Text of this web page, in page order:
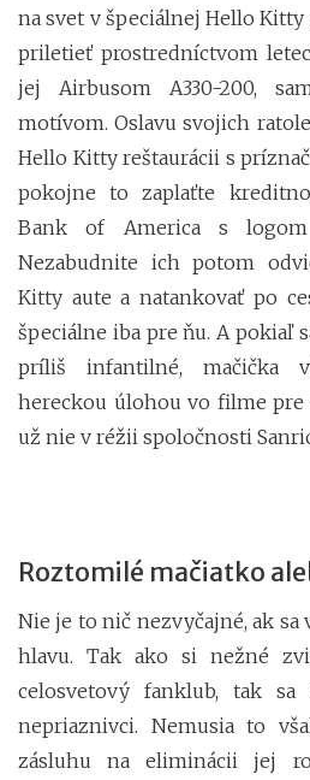
na svet v špeciálnej Hello
priletieť prostredníctvom
jej Airbusom A330-200,
motívom. Oslavu svojich
Hello Kitty reštaurácii s
pokojne to zaplaťte
Bank of America s logom
Nezabudnite ich potom
Kitty aute a natankovať po
špeciálne iba pre ňu. A pokiaľ
príliš infantilné, mačička
hereckou úlohou vo filme pre
už nie v réžii spoločnosti
Roztomilé mačiatko
Nie je to nič nezvyčajné, ak
hlavu. Tak ako si nežné
celosvetový fanklub, tak
nepriaznivci. Nemusia to
zásluhu na eliminácii jej